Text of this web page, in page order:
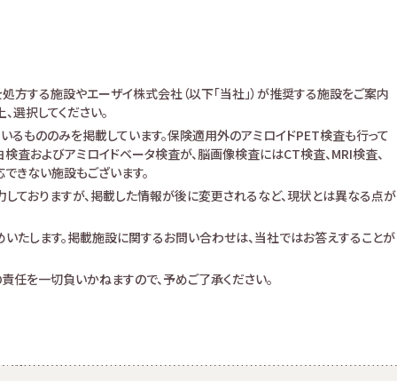
方する施設やエーザイ株式会社（以下「当社」）が推奨する施設をご案内
選択してください。
もののみを掲載しています。保険適用外のアミロイドPET検査も行って
査およびアミロイドベータ検査が、脳画像検査にはCT検査、MRI検査、
きない施設もございます。
ておりますが、掲載した情報が後に変更されるなど、現状とは異なる点が
たします。掲載施設に関するお問い合わせは、当社ではお答えすることが
任を一切負いかねますので、予めご了承ください。